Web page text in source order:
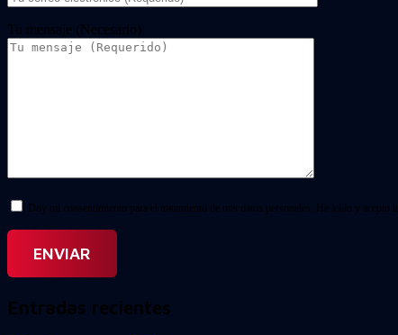
Tu mensaje (Necesario)
Doy mi consentimiento para el tratamiento de mis datos personales. He leído y acepto la
Entradas recientes